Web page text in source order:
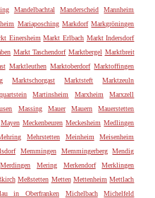
Mandelbachtal Manderscheid
Mannheim
Mariaposching Markdorf Markgröningen
Einersheim Markt Erlbach Markt Indersdorf
Markt Taschendorf Marktbergel Marktbreit
Marktleuthen Marktoberdorf Marktoffingen
Marktschorgast Marktsteft
Marktzeuln
Martinsheim Marxheim
Marxzell
Massing Mauer Mauern
Mauerstetten
Mayen Meckenbeuren Meckesheim Medlingen
Mehrstetten Meinheim
Meisenheim
Memmingen Memmingerberg
Mendig
Merdingen Mering Merkendorf
Merklingen
Meßstetten Metten Mettenheim Mettlach
in Oberfranken Michelbach
Michelfeld